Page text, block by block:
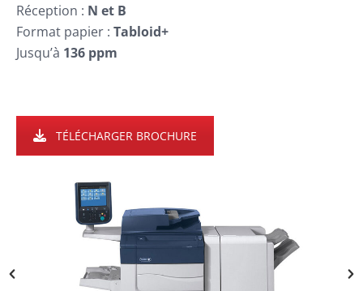
Réception : N et B
Format papier : Tabloid+
Jusqu’à 136 ppm
TÉLÉCHARGER BROCHURE